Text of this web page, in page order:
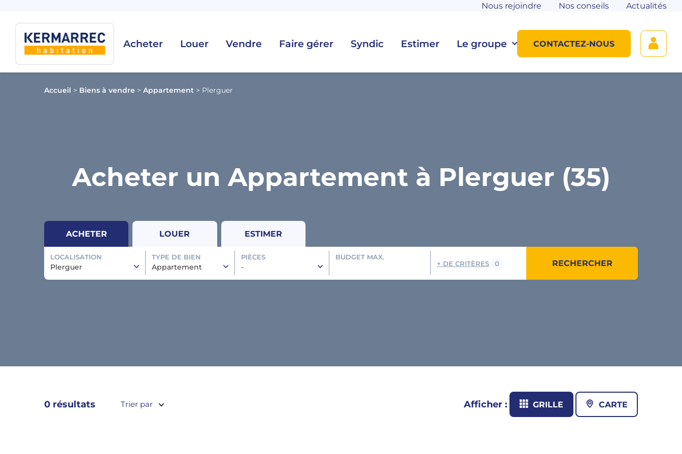
Acheter Louer Vendre Faire gérer Syndic Estimer Le groupe
Nous rejoindre Nos conseils Actualités
CONTACTEZ-NOUS
Accueil > Biens à vendre > Appartement > Plerguer
Acheter un Appartement à Plerguer (35)
ACHETER LOUER ESTIMER
LOCALISATION
Plerguer
TYPE DE BIEN
Appartement
PIÈCES
-
BUDGET MAX.
+ DE CRITÈRES 0 RECHERCHER
0 résultats Trier par Afficher : GRILLE CARTE